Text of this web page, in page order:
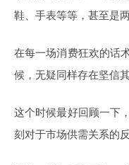
鞋、手表等等，甚至是
在每一场消费狂欢的话
候，无疑同样存在坚信
这个时候最好回顾一下
刻对于市场供需关系的反